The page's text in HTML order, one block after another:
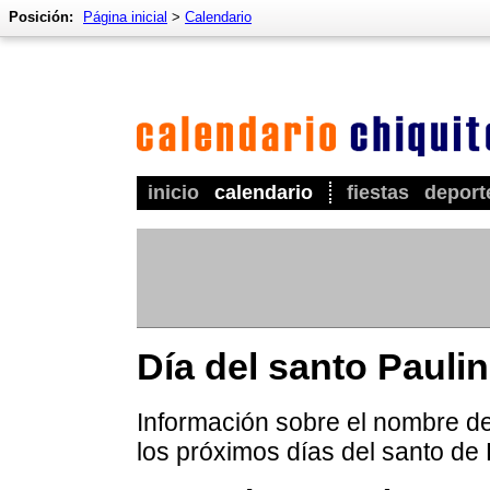
inicio calendario fiestas
Posición: Página inicial > Calendario
Día del santo
Información sobre el nombre
los próximos días del santo de